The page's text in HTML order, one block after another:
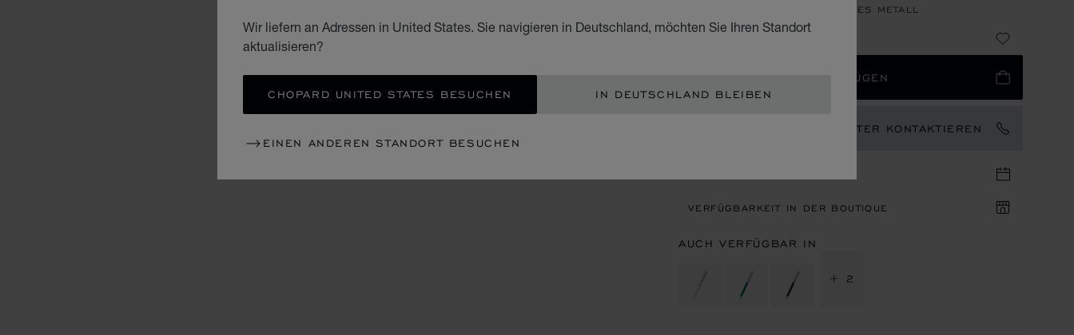
Wir liefern an Adressen in United States. Sie navigieren in Deutschland, möchten Sie Ihren Standort
aktualisieren?
CHOPARD UNITED STATES BESUCHEN IN DEUTSCHLAND BLEIBEN
EINEN ANDEREN STANDORT BESUCHEN
BLAUER LACK & SILBERFARBENES METALL
ZUM WARENKORB HINZUFÜGEN
EINEN MARKENBOTSCHAFTER KONTAKTIEREN
VERFÜGBARKEIT IN DER BOUTIQUE
AUCH VERFÜGBAR IN
+ 2